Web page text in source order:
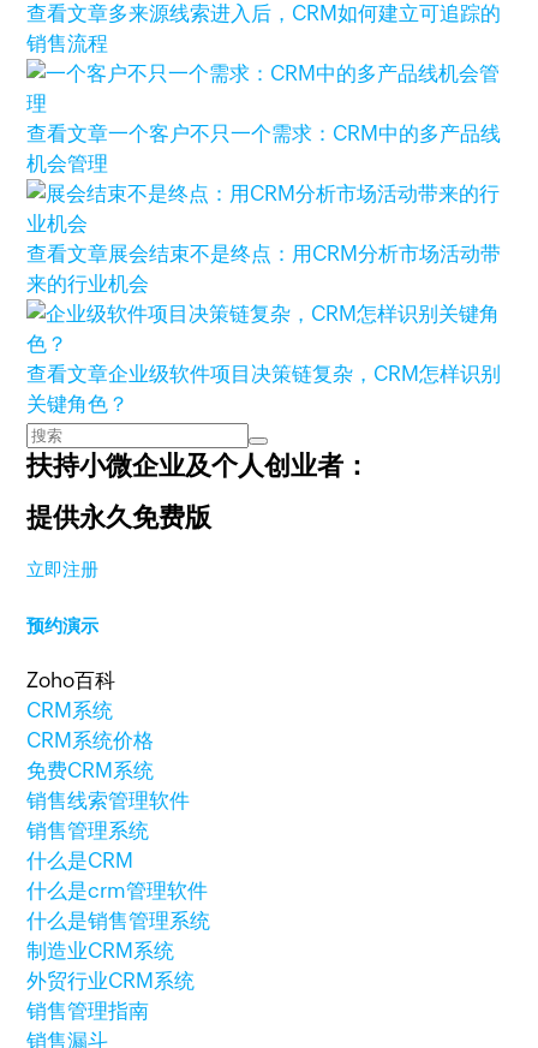
查看文章多来源线索进入后，CRM如何建立可追踪的
销售流程
查看文章一个客户不只一个需求：CRM中的多产品线
机会管理
查看文章展会结束不是终点：用CRM分析市场活动带
来的行业机会
查看文章企业级软件项目决策链复杂，CRM怎样识别
关键角色？
扶持小微企业及个人创业者：
提供永久免费版
立即注册
预约演示
Zoho百科
CRM系统
CRM系统价格
免费CRM系统
销售线索管理软件
销售管理系统
什么是CRM
什么是crm管理软件
什么是销售管理系统
制造业CRM系统
外贸行业CRM系统
销售管理指南
销售漏斗